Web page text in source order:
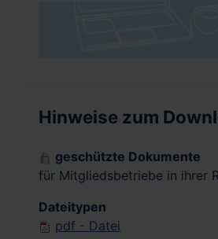
Hinweise zum
geschützte Dokumente
für Mitgliedsbetriebe in ihrer
Dateitypen
pdf - Datei